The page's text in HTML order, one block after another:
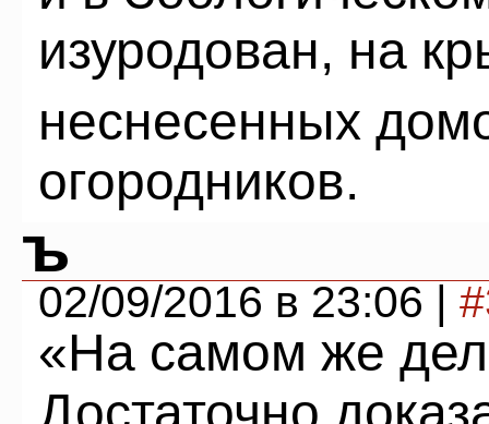
изуродован, на
неснесенных
огородников.
ъ
02/09/2016 в 23:06 |
«На самом же